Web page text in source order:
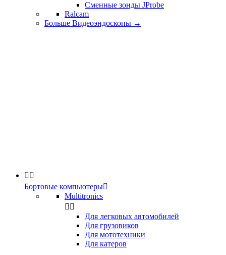
Сменные зонды JProbe
Ralcam
Больше Видеоэндоскопы →
 
Бортовые компьютеры
Multitronics
 
Для легковых автомобилей
Для грузовиков
Для мототехники
Для катеров